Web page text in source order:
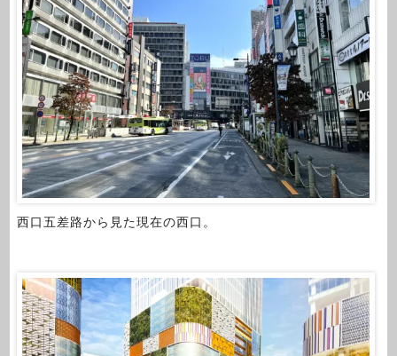
西口五差路から見た現在の西口。